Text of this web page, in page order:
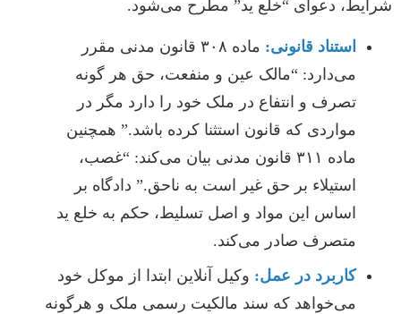
شرایط، دعوای “خلع ید” مطرح می‌شود.
استناد قانونی:
ماده ۳۰۸ قانون مدنی مقرر
می‌دارد: “مالک عین و منفعت، حق هر گونه
تصرف و انتفاع در ملک خود را دارد مگر در
مواردی که قانون استثنا کرده باشد.” همچنین
ماده ۳۱۱ قانون مدنی بیان می‌کند: “غصب،
استیلاء بر حق غیر است به ناحق.” دادگاه بر
اساس این مواد و اصل تسلیط، حکم به خلع ید
متصرف صادر می‌کند.
کاربرد در عمل: وکیل آنلاین ابتدا از موکل خود
می‌خواهد که سند مالکیت رسمی ملک و هرگونه